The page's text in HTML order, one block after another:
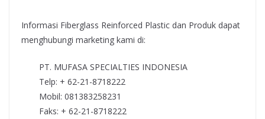
Informasi Fiberglass Reinforced Plastic dan Produk dapat
menghubungi marketing kami di:
PT. MUFASA SPECIALTIES INDONESIA
Telp: + 62-21-8718222
Mobil: 081383258231
Faks: + 62-21-8718222